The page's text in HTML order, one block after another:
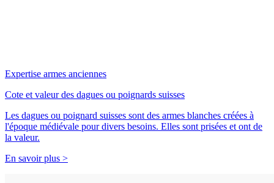
Expertise armes anciennes
Cote et valeur des dagues ou poignards suisses
Les dagues ou poignard suisses sont des armes blanches créées à
l'époque médiévale pour divers besoins. Elles sont prisées et ont de
la valeur.
En savoir plus >